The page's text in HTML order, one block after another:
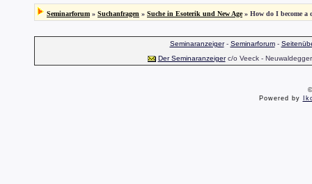
Seminarforum » Suchanfragen » Suche in Esoterik und New Age» How do I become a
Seminaranzeiger- Seminarforum-
Der Seminaranzeigerc/o Veeck -
Powered by